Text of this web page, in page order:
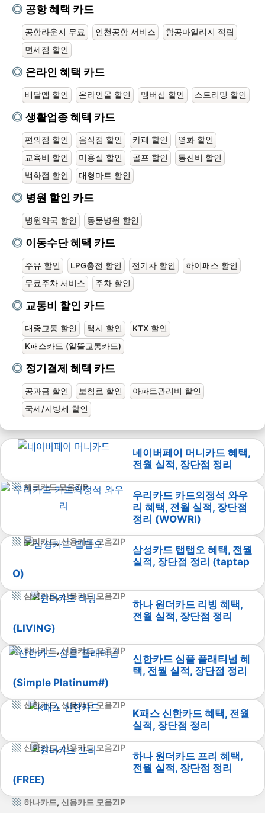
공항 혜택 카드
공항라운지 무료 인천공항 서비스
항공마일리지 적립
면세점 할인
온라인 혜택 카드
배달앱 할인 온라인몰 할인 멤버십 할인 스트리밍 할인
생활업종 혜택 카드
편의점 할인 음식점 할인 카페 할인
영화 할인
교육비 할인
미용실 할인 골프 할인
통신비 할인
백화점 할인
대형마트 할인
병원 할인 카드
병원약국 할인 동물병원 할인
이동수단 혜택 카드
주유 할인 LPG충전 할인 전기차 할인
하이패스 할인
무료주차 서비스
주차 할인
교통비 할인 카드
대중교통 할인 택시 할인
KTX 할인
K패스카드 (알뜰교통카드)
정기결제 혜택 카드
공과금 할인 보험료 할인
아파트관리비 할인
국세/지방세 할인
네이버페이 머니카드 혜택,
전월 실적, 장단점 정리
체크카드 모음ZIP
우리카드 카드의정석 와우
리 혜택, 전월 실적, 장단점
정리 (WOWRI)
우리카드,신용카드 모음ZIP
삼성카드 탭탭오 혜택, 전월
실적, 장단점 정리 (taptap
O)
삼성카드,신용카드 모음ZIP
하나 원더카드 리빙 혜택,
전월 실적, 장단점 정리
(LIVING)
하나카드,신용카드 모음ZIP
신한카드 심플 플래티넘 혜
택, 전월 실적, 장단점 정리
(Simple Platinum#)
신한카드, 신용카드 모음ZIP
K패스 신한카드 혜택, 전월
실적, 장단점 정리
신한카드,신용카드 모음ZIP
하나 원더카드 프리 혜택,
전월 실적, 장단점 정리
(FREE)
하나카드, 신용카드 모음ZIP